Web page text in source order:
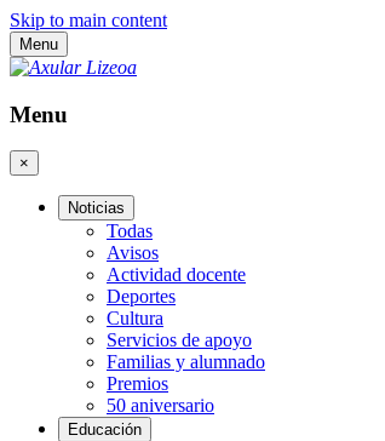
Skip to main content
Menu
Menu
×
Noticias
Todas
Avisos
Actividad docente
Deportes
Cultura
Servicios de apoyo
Familias y alumnado
Premios
50 aniversario
Educación